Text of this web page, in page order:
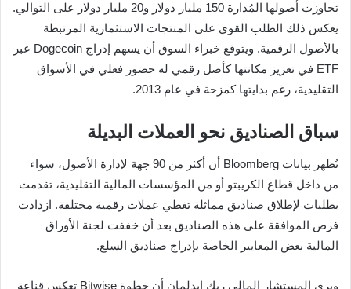
تجاوزت أصولها المُدارة 150 مليار دولار و20 مليار دولار على التوالي.
يعكس ذلك الطلب القوي على المنتجات الاستثمارية المرتبطة
بالأصول الرقمية. ويتوقع خبراء السوق أن يسهم إدراج Dogecoin عبر
ETF في تعزيز مكانتها كأصل رقمي له حضور فعلي في الأسواق
التقليدية، رغم بدايتها كمزحة في عام 2013.
سباق الصناديق نحو العملات البديلة
تُظهر بيانات Bloomberg أن أكثر من 90 جهة لإدارة الأصول، سواء
من داخل قطاع الكريبتو أو من المؤسسات المالية التقليدية، تقدمت
بطلبات لإطلاق صناديق مماثلة تغطي عملات رقمية مختلفة. ازدادت
فرص الموافقة على هذه الصناديق بعد أن خففت لجنة الأوراق
المالية بعض المعايير الخاصة بإدراج صناديق السلع.
ويرى المستشار المالي ريك إيدلمان أن خطوة Bitwise تعكس قناعة